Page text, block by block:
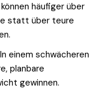
häufiger über
statt über teure
In einem schwächeren
planbare
gewinnen.